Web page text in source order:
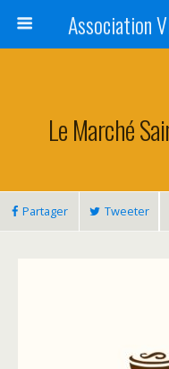
Association
Le Marché
Partager Tweeter